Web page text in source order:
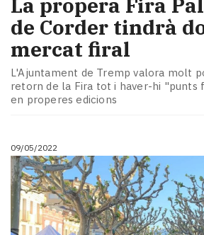
de Corder tindrà
mercat firal
L'Ajuntament de Tremp valora molt
retorn de la Fira tot i haver-hi "punts
en properes edicions
09/05/2022